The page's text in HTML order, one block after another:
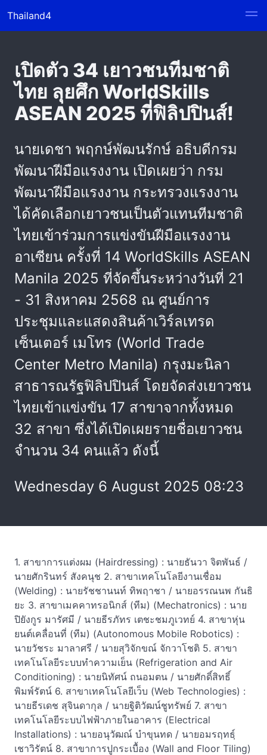
Thailand4
เปิดตัว 34 เยาวชนทีมชาติ
ไทย ลุยศึก WorldSkills
ASEAN 2025 ที่ฟิลิปปินส์!
นายเดชา พฤกษ์พัฒนรักษ์ อธิบดีกรม
พัฒนาฝีมือแรงงาน เปิดเผยว่า กรม
พัฒนาฝีมือแรงงาน กระทรวงแรงงาน
ได้คัดเลือกเยาวชนเป็นตัวแทนทีมชาติ
ไทยเข้าร่วมการแข่งขันฝีมือแรงงาน
อาเซียน ครั้งที่ 14 WorldSkills ASEAN
Manila 2025 ที่จัดขึ้นระหว่างวันที่ 21
- 31 สิงหาคม 2568 ณ ศูนย์การ
ประชุมและแสดงสินค้าเวิร์ลเทรด
เซ็นเตอร์ เมโทร (World Trade
Center Metro Manila) กรุงมะนิลา
สาธารณรัฐฟิลิปปินส์ โดยจัดส่งเยาวชน
ไทยเข้าแข่งขัน 17 สาขาจากทั้งหมด
32 สาขา ซึ่งได้เปิดเผยรายชื่อเยาวชน
จำนวน 34 คนแล้ว ดังนี้
Wednesday 6 August 2025 08:23
1. สาขาการแต่งผม (Hairdressing) : นายธันวา จิตพันธ์ /
นายศักรินทร์ สังคนุช 2. สาขาเทคโนโลยีงานเชื่อม
(Welding) : นายรัชชานนท์ ทิพฤาชา / นายอรรณนพ กันธิ
ยะ 3. สาขาเมคคาทรอนิกส์ (ทีม) (Mechatronics) : นาย
ปิยังกูร มารัศมี / นายธีรภัทร เตชะชมภูเวทย์ 4. สาขาหุ่น
ยนต์เคลื่อนที่ (ทีม) (Autonomous Mobile Robotics) :
นายวัชระ มาลาศรี / นายสุวิจักขณ์ จักวาโชติ 5. สาขา
เทคโนโลยีระบบทำความเย็น (Refrigeration and Air
Conditioning) : นายนิทัศน์ ถนอมตน / นายศักดิ์สิทธิ์
พิมพ์รัตน์ 6. สาขาเทคโนโลยีเว็บ (Web Technologies) :
นายธีรเดช สุจินดากุล / นายฐิติวัฒน์ชูทรัพย์ 7. สาขา
เทคโนโลยีระบบไฟฟ้าภายในอาคาร (Electrical
Installations) : นายอนุวัฒณ์ บำขุนทด / นายอมรฤทธฺ์
เชาวิรัตน์ 8. สาขาการปูกระเบื้อง (Wall and Floor Tiling)